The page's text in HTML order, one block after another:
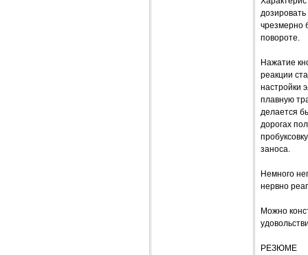
чрезмерно
повороте.
Нажатие
реакции
настройки
плавную
делается
дорогах
заноса.
Немного
нервно
Можно
РЕЗЮМЕ